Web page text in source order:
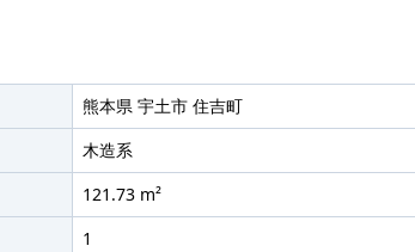
熊本県 宇土市 住吉町
木造系
121.73 m²
1